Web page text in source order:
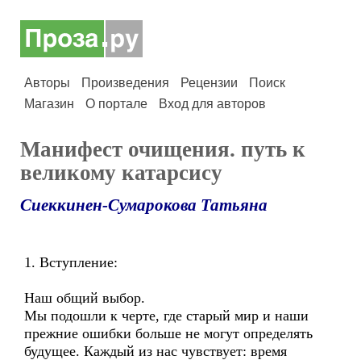
Авторы Произведения Рецензии
Поиск
Магазин
О портале Вход для авторов
Манифест очищения. путь к
великому катарсису
Сиеккинен-Сумарокова Татьяна
1. Вступление:
Наш общий выбор.
Мы подошли к черте, где старый мир и наши
прежние ошибки больше не могут определять
будущее. Каждый из нас чувствует: время